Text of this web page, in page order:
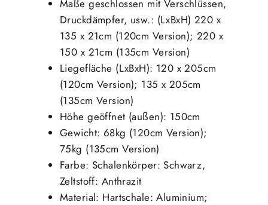
Maße geschlossen mit Verschlüssen,
Druckdämpfer, usw.: (LxBxH) 220 x
135 x 21cm (120cm Version); 220 x
150 x 21cm (135cm Version)
Liegefläche (LxBxH): 120 x 205cm
(120cm Version); 135 x 205cm
(135cm Version)
Höhe geöffnet (außen): 150cm
Gewicht: 68kg (120cm Version);
75kg (135cm Version)
Farbe: Schalenkörper: Schwarz,
Zeltstoff: Anthrazit
Material: Hartschale: Aluminium;